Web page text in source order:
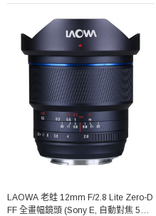
LAOWA 老蛙 12mm F/2.8 Lite Zero-D
FF 全畫幅鏡頭 (Sony E, 自動對焦 5片